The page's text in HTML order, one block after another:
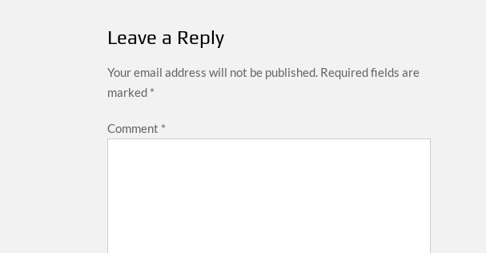
Leave a Reply
Your email address will not be published. Required fields are
marked *
Comment *